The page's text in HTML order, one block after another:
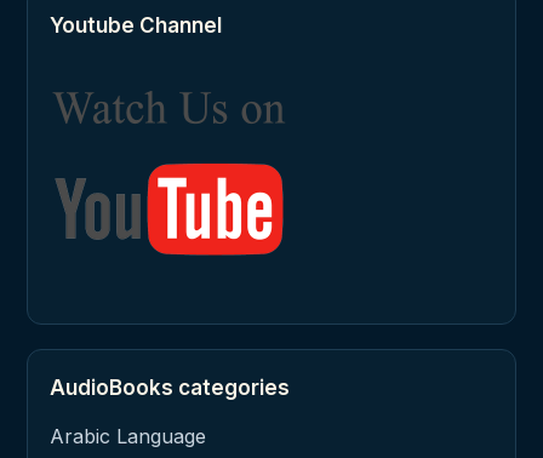
Youtube Channel
AudioBooks categories
Arabic Language